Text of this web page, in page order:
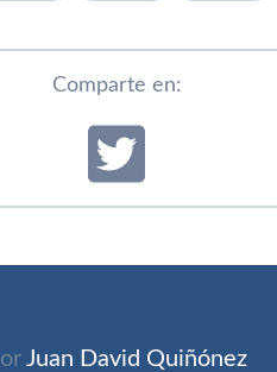
Comparte en:
Juan David Quiñónez